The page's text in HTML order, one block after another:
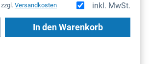
inkl. MwSt.
Versandkosten
Gib den gewünschten
In den Warenkorb